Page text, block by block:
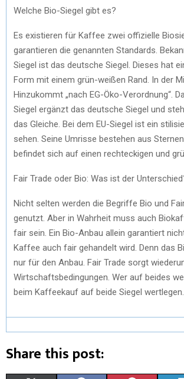
Welche Bio-Siegel gibt es?
Es existieren für Kaffee zwei offizielle
garantieren die genannten Standards.
Siegel ist das deutsche Siegel. Dieses hat
Form mit einem grün-weißen Rand. In der
Hinzukommt „nach EG-Öko-Verordnung“.
Siegel ergänzt das deutsche Siegel und
das Gleiche. Bei dem EU-Siegel ist ein
sehen. Seine Umrisse bestehen aus
befindet sich auf einen rechteckigen und
Fair Trade oder Bio: Was ist der
Nicht selten werden die Begriffe Bio und
genutzt. Aber in Wahrheit muss auch
fair sein. Ein Bio-Anbau allein garantiert
Kaffee auch fair gehandelt wird. Denn das
nur für den Anbau. Fair Trade sorgt
Wirtschaftsbedingungen. Wer auf beides
beim Kaffeekauf auf beide Siegel wertlegen.
Share this post: